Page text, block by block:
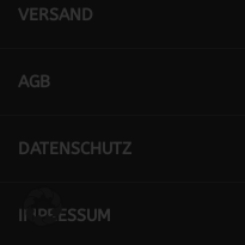
VERSAND
AGB
DATENSCHUTZ
IMPRESSUM